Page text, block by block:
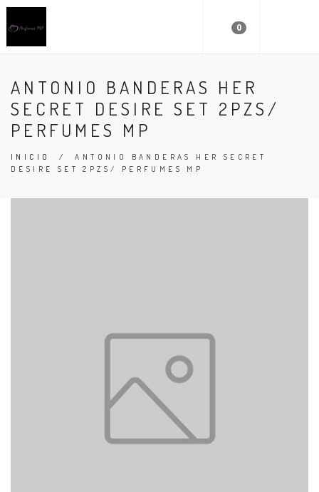
0
ANTONIO BANDERAS HER
SECRET DESIRE SET 2PZS/
PERFUMES MP
INICIO /ANTONIO BANDERAS HER SECRET
DESIRE SET 2PZS/ PERFUMES MP